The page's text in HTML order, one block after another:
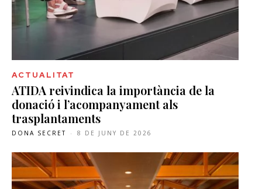
ACTUALITAT
ATIDA reivindica la importància de la
donació i l’acompanyament als
trasplantaments
DONA SECRET - 8 DE JUNY DE 2026